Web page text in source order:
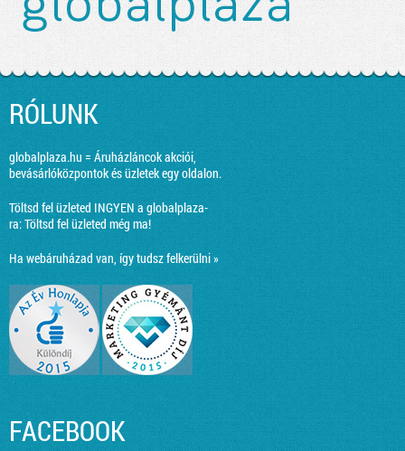
RÓLUNK
globalplaza.hu = Áruházláncok akciói,
bevásárlóközpontok és üzletek egy oldalon.
Töltsd fel üzleted INGYEN a globalplaza-
ra:Töltsd fel üzleted még ma!
Ha webáruházad van, így tudsz felkerülni »
FACEBOOK